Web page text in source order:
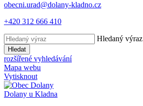
obecni.urad@dolany-kladno.cz
+420 312 666 410
Hledaný výraz
Hledat
rozšířené vyhledávání
Mapa webu
Vytisknout
Dolany u Kladna